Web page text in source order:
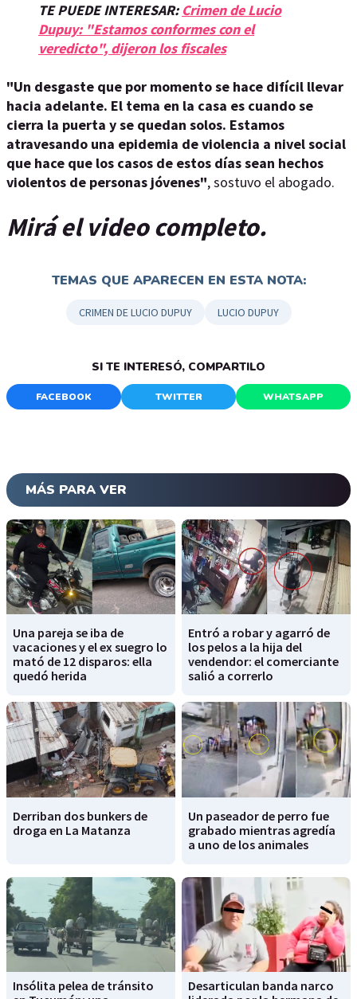
TE PUEDE INTERESAR:Crimen de Lucio
Dupuy: "Estamos conformes con el
veredicto", dijeron los fiscales
"Un desgaste que por momento se hace difícil llevar
hacia adelante. El tema en la casa es cuando se
cierra la puerta y se quedan solos. Estamos
atravesando una epidemia de violencia a nivel social
que hace que los casos de estos días sean hechos
violentos de personas jóvenes", sostuvo el abogado.
Mirá el video completo.
TEMAS QUE APARECEN EN ESTA NOTA:
CRIMEN DE LUCIO DUPUY LUCIO DUPUY
SI TE INTERESÓ, COMPARTILO
FACEBOOK TWITTER WHATSAPP
MÁS PARA VER
Una pareja se iba de
vacaciones y el ex suegro lo
mató de 12 disparos: ella
quedó herida
Entró a robar y agarró de
los pelos a la hija del
vendendor: el comerciante
salió a correrlo
Derriban dos bunkers de
droga en La Matanza
Un paseador de perro fue
grabado mientras agredía
a uno de los animales
Insólita pelea de tránsito
Desarticulan banda narco